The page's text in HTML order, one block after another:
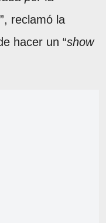
”, reclamó la
hacer un “show